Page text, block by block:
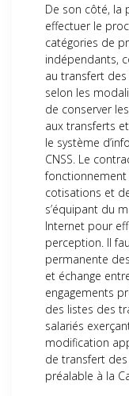
De son côté, la
effectuer le
catégories de
indépendants,
au transfert
selon les
de conserver
aux transferts
le système
CNSS. Le
cotisations et
s’équipant du
Internet pour
perception. Il
permanente
et échange
engagements
des listes des
salariés
modification
de transfert
préalable à la